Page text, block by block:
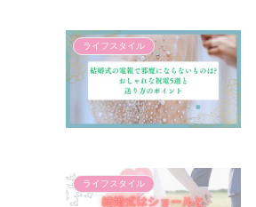
ライフスタイル
ライフスタイル